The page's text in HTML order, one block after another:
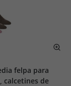
felpa para
calcetines de